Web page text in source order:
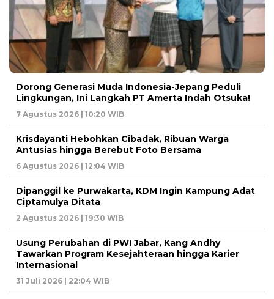
Dorong Generasi Muda Indonesia-Jepang Peduli
Lingkungan, Ini Langkah PT Amerta Indah Otsuka!
7 Agustus 2026 | 10:20 WIB
Krisdayanti Hebohkan Cibadak, Ribuan Warga
Antusias hingga Berebut Foto Bersama
6 Agustus 2026 | 12:04 WIB
Dipanggil ke Purwakarta, KDM Ingin Kampung Adat
Ciptamulya Ditata
2 Agustus 2026 | 19:30 WIB
Usung Perubahan di PWI Jabar, Kang Andhy
Tawarkan Program Kesejahteraan hingga Karier
Internasional
31 Juli 2026 | 22:04 WIB